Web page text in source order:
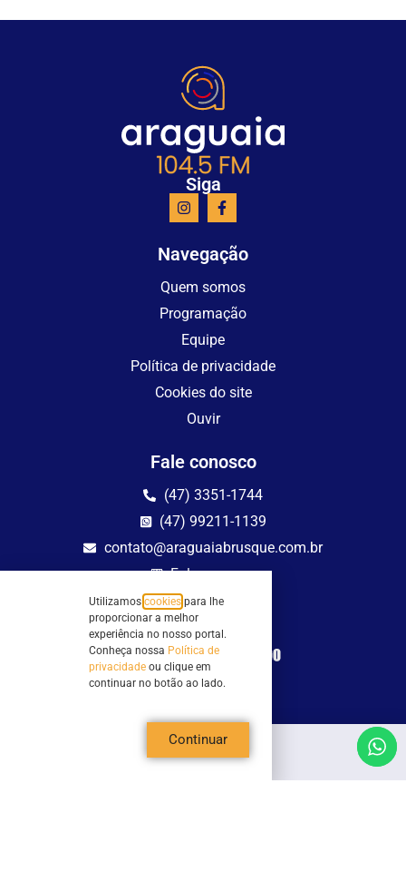
Siga
Navegação
Quem somos
Programação
Equipe
Política de privacidade
Cookies do site
Ouvir
Fale conosco
(47) 3351-1744
(47) 99211-1139
contato@araguaiabrusque.com.br
Fale conosco
Site seguro
Todos os direitos reservados - Sociedade Rádio Araguaia de Brusque Ltda -
Utilizamos cookies para lhe
proporcionar a melhor
experiência no nosso portal.
Conheça nossa Política de
privacidade ou clique em
continuar no botão ao lado.
Continuar